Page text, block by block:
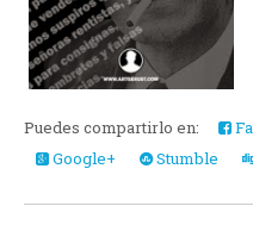
Puedes compartirlo en:
Google+
Stumble